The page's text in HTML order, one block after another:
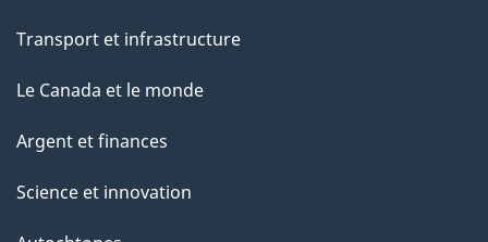
Transport et infrastructure
Le Canada et le monde
Argent et finances
Science et innovation